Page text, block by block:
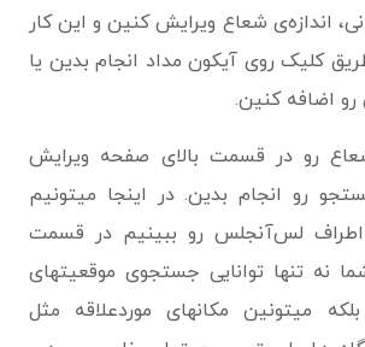
اندازه‌ی شعاع ویرایش کنین و این کار
کلیک روی آیکون مداد انجام بدین یا
رو اضافه کنین.
شعاع رو در قسمت بالای صفحه ویرایش
رو انجام بدین. در اینجا میتونیم
۵۰ مایل اطراف لس‌آنجلس رو ببینیم در قسمت
نه تنها توانایی جستجوی موقعیتهای
میتونین مکانهای موردعلاقه مثل